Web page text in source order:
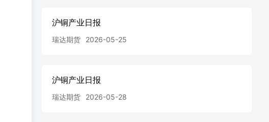
沪铜产业日报
瑞达期货 2026-05-25
沪铜产业日报
瑞达期货 2026-05-28